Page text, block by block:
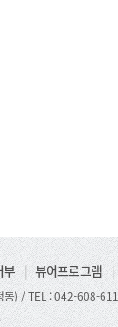
부 | 뷰어프로그램 |
동) /TEL : 042-608-